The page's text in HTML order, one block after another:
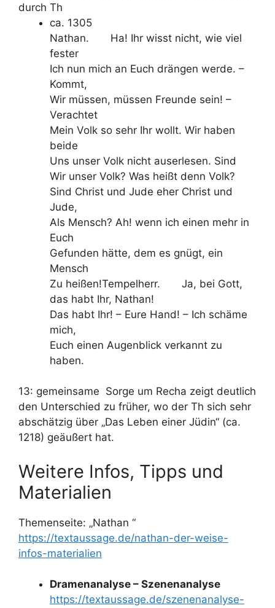
durch Th
ca. 1305
Nathan. Ha! Ihr wisst nicht, wie viel
fester
Ich nun mich an Euch drängen werde. –
Kommt,
Wir müssen, müssen Freunde sein! –
Verachtet
Mein Volk so sehr Ihr wollt. Wir haben
beide
Uns unser Volk nicht auserlesen. Sind
Wir unser Volk? Was heißt denn Volk?
Sind Christ und Jude eher Christ und
Jude,
Als Mensch? Ah! wenn ich einen mehr in
Euch
Gefunden hätte, dem es gnügt, ein
Mensch
Zu heißen!Tempelherr. Ja, bei Gott,
das habt Ihr, Nathan!
Das habt Ihr! – Eure Hand! – Ich schäme
mich,
Euch einen Augenblick verkannt zu
haben.
13: gemeinsame Sorge um Recha zeigt deutlich
den Unterschied zu früher, wo der Th sich sehr
abschätzig über „Das Leben einer Jüdin“ (ca.
1218) geäußert hat.
Weitere Infos, Tipps und
Materialien
Themenseite: „Nathan “
https://textaussage.de/nathan-der-weise-
infos-materialien
Dramenanalyse – Szenenanalyse
https://textaussage.de/szenenanalyse-